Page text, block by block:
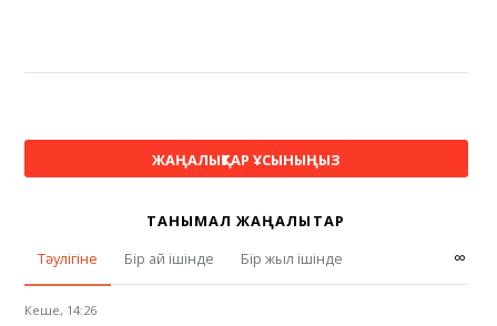
ЖАҢАЛЫҚТАР ҰСЫНЫҢЫЗ
ТАНЫМАЛ ЖАҢАЛЫҚТАР
Тәулігіне
Бір ай ішінде Бір жыл ішінде ∞
Кеше, 14:26